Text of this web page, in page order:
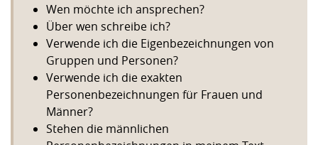
Wen möchte ich ansprechen?
Über wen schreibe ich?
Verwende ich die Eigenbezeichnungen von
Gruppen und Personen?
Verwende ich die exakten
Personenbezeichnungen für Frauen und
Männer?
Stehen die männlichen